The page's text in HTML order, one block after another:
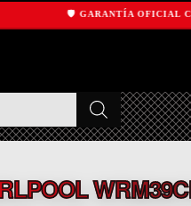
🛡️ GARANTÍA OFICIAL